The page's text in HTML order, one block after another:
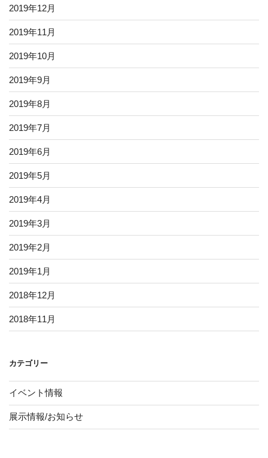
2019年12月
2019年11月
2019年10月
2019年9月
2019年8月
2019年7月
2019年6月
2019年5月
2019年4月
2019年3月
2019年2月
2019年1月
2018年12月
2018年11月
カテゴリー
イベント情報
展示情報/お知らせ